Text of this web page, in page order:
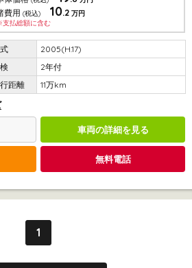
費用 (税込) 10.2 万円
払総額に含む
2005(H.17)
2年付
11万km
車両の詳細を見る
無料電話
1